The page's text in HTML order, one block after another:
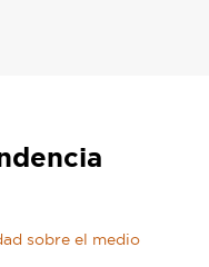
sobre el medio